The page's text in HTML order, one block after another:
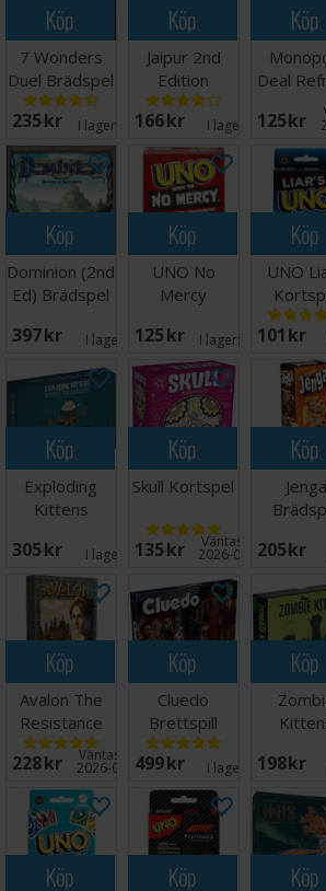
Köp
7 Wonders
Duel Brädspel
- Svensk
235 SEK I lager: 20+
Köp
Jaipur 2nd
Edition
Brädspel
166 SEK I lager:
Köp
Deal
125 SEK
Köp
Dominion (2nd
Ed) Brädspel
397 SEK I lager:
Köp
UNO No
Mercy
125 SEK I lager: 20+
Köp
UNO
101 SEK
Köp
Exploding
Kittens
Disaster
305 SEK I lager:
Köp
Skull Kortspel
135 SEK Väntas in:
2026-09-15
Köp
Jenga
205 SEK
Köp
Avalon The
Resistance
Kortspel
228 SEK Väntas in:
2026-08-15
Köp
Cluedo
Brettspill
499 SEK I lager:
Köp
198 SEK
Köp Köp Köp